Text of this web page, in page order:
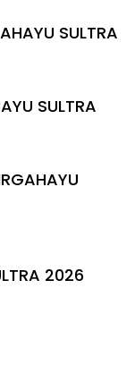
SULTRA
SULTRA
2026